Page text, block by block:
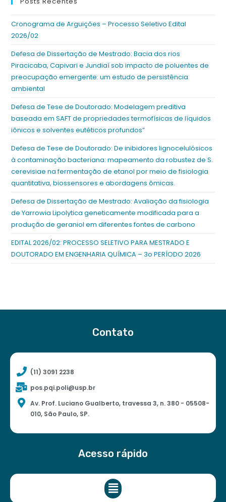
Cronograma de Arguições – Processo Seletivo Edital
2026/02
Defesa de Dissertação de Mestrado: Bacia dos rios
Piracicaba, Capivari e Jundiaí sob impacto de poluentes de
preocupação emergente: um estudo de persistência
ambiental
Defesa de Tese de Doutorado: Modelagem preditiva
baseada em SAFT de propriedades termofísicas de líquidos
iônicos e solventes eutéticos profundos”
Defesa de Tese de Doutorado: De inibidores lignocelulósicos
à contaminação bacteriana: mapeamento da robustez de S.
cerevisiae na fermentação de etanol por meio de fisiologia
quantitativa, biossensores e abordagens ômicas.
Defesa de Dissertação de Mestrado: Avaliação da fisiologia
de Yarrowia Lipolytica geneticamente modificada para a
produção de geraniol em diferentes fontes de carbono
EDITAL 2026/02: PROCESSO SELETIVO PARA MESTRADO E
DOUTORADO EM ENGENHARIA QUÍMICA – 3o PERÍODO 2026
Contato
(11) 3091 2238
pos.pqi.poli@usp.br
Av. Prof. Luciano Gualberto, travessa 3, n. 380 - 05508-
010, São Paulo, SP.
Acesso rápido